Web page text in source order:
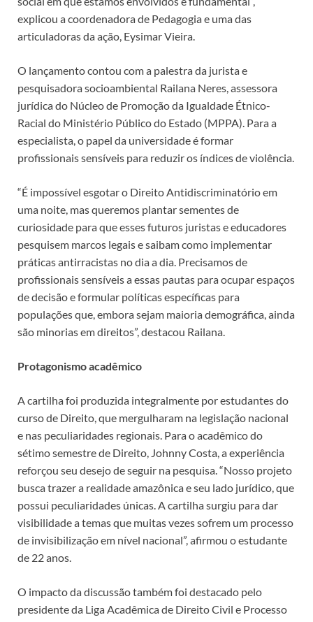
explicou a coordenadora de Pedagogia e uma das
articuladoras da ação, Eysimar Vieira.
O lançamento contou com a palestra da jurista e
pesquisadora socioambiental Railana Neres, assessora
jurídica do Núcleo de Promoção da Igualdade Étnico-
Racial do Ministério Público do Estado (MPPA). Para a
especialista, o papel da universidade é formar
profissionais sensíveis para reduzir os índices de violência.
“É impossível esgotar o Direito Antidiscriminatório em
uma noite, mas queremos plantar sementes de
curiosidade para que esses futuros juristas e educadores
pesquisem marcos legais e saibam como implementar
práticas antirracistas no dia a dia. Precisamos de
profissionais sensíveis a essas pautas para ocupar espaços
de decisão e formular políticas específicas para
populações que, embora sejam maioria demográfica, ainda
são minorias em direitos”, destacou Railana.
Protagonismo acadêmico
A cartilha foi produzida integralmente por estudantes do
curso de Direito, que mergulharam na legislação nacional
e nas peculiaridades regionais. Para o acadêmico do
sétimo semestre de Direito, Johnny Costa, a experiência
reforçou seu desejo de seguir na pesquisa. “Nosso projeto
busca trazer a realidade amazônica e seu lado jurídico, que
possui peculiaridades únicas. A cartilha surgiu para dar
visibilidade a temas que muitas vezes sofrem um processo
de invisibilização em nível nacional”, afirmou o estudante
de 22 anos.
O impacto da discussão também foi destacado pelo
presidente da Liga Acadêmica de Direito Civil e Processo